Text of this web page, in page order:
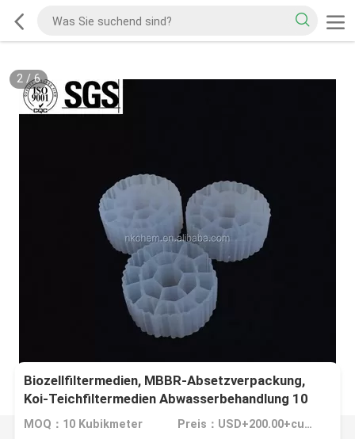
2/6
Biozellfiltermedien, MBBR-Absetzverpackung,
Koi-Teichfiltermedien Abwasserbehandlung 10
Jahre Jungfrau PE 1m3 95-150 Kg/
MOQ：10 Kubikmeter Preis：USD+200.00+cubic meters